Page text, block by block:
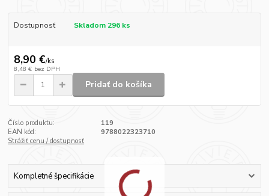
Dostupnosť Skladom 296 ks
8,90 €/ks
8,48 € bez DPH
Pridať do košíka
Číslo produktu:
119
EAN kód:
9788022323710
Strážiť cenu / dostupnosť
Kompletné špecifikácie